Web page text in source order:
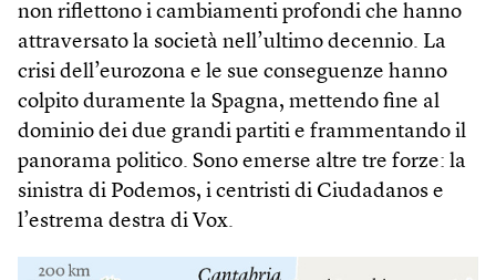
non riflettono i cambiamenti profondi che hanno
attraversato la società nell’ultimo decennio. La
crisi dell’eurozona e le sue conseguenze hanno
colpito duramente la Spagna, mettendo fine al
dominio dei due grandi partiti e frammentando il
panorama politico. Sono emerse altre tre forze: la
sinistra di Podemos, i centristi di Ciudadanos e
l’estrema destra di Vox.